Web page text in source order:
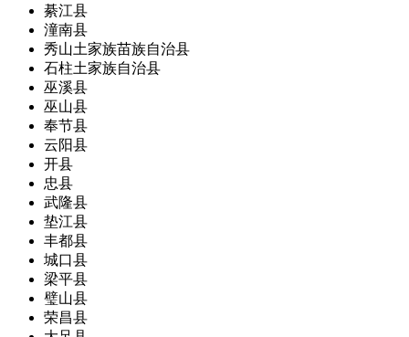
綦江县
潼南县
秀山土家族苗族自治县
石柱土家族自治县
巫溪县
巫山县
奉节县
云阳县
开县
忠县
武隆县
垫江县
丰都县
城口县
梁平县
璧山县
荣昌县